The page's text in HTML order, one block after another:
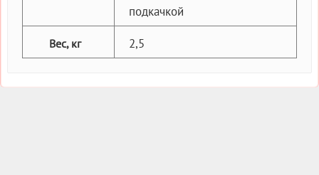
подкачкой
Вес, кг 2,5